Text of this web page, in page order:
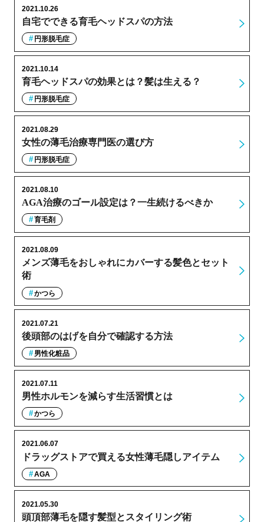
自宅でできる育毛ヘッドスパの方法
2021.10.26
円形脱毛症
育毛ヘッドスパの効果とは？髪は生える？
2021.10.14
円形脱毛症
女性の薄毛治療専門医の選び方
2021.08.29
円形脱毛症
AGA治療のゴール設定は？一生続けるべきか
2021.08.10
育毛剤
メンズ薄毛をおしゃれにカバーする髪色とセット
術
2021.08.09
かつら
後頭部のはげを自分で確認する方法
2021.07.21
男性化粧品
男性ホルモンを減らす生活習慣とは
2021.07.11
かつら
ドラッグストアで買える女性薄毛隠しアイテム
2021.06.07
AGA
頭頂部薄毛を隠す髪型とスタイリング術
2021.05.30